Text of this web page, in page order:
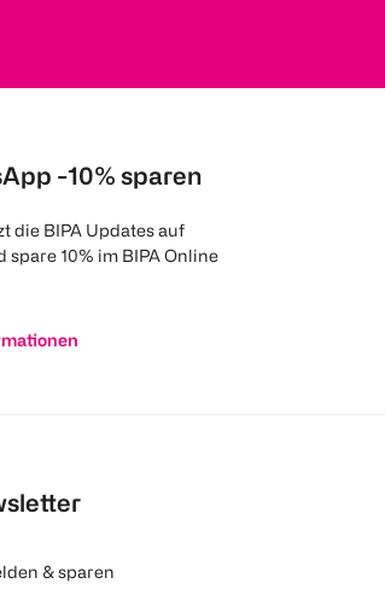
-10% sparen
die BIPA Updates auf
spare 10% im BIPA Online
& sparen